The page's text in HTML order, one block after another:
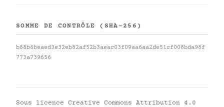
SOMME DE CONTRÔLE (SHA-256)
b88b6beaed3e32eb82af52b3aeac03f09aa6aa2de51cf008bda98f
773a739656
Sous licence Creative Commons Attribution 4.0